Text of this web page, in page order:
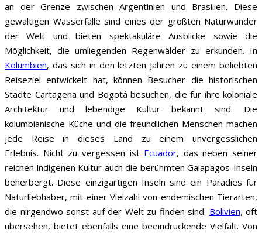
an der Grenze zwischen Argentinien und Brasilien. Diese
gewaltigen Wasserfälle sind eines der größten Naturwunder
der Welt und bieten spektakuläre Ausblicke sowie die
Möglichkeit, die umliegenden Regenwälder zu erkunden. In
Kolumbien, das sich in den letzten Jahren zu einem beliebten
Reiseziel entwickelt hat, können Besucher die historischen
Städte Cartagena und Bogotá besuchen, die für ihre koloniale
Architektur und lebendige Kultur bekannt sind. Die
kolumbianische Küche und die freundlichen Menschen machen
jede Reise in dieses Land zu einem unvergesslichen
Erlebnis. Nicht zu vergessen ist Ecuador, das neben seiner
reichen indigenen Kultur auch die berühmten Galapagos-Inseln
beherbergt. Diese einzigartigen Inseln sind ein Paradies für
Naturliebhaber, mit einer Vielzahl von endemischen Tierarten,
die nirgendwo sonst auf der Welt zu finden sind. Bolivien, oft
übersehen, bietet ebenfalls eine beeindruckende Vielfalt. Von